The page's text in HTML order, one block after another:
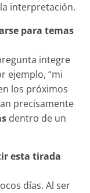
interpretación.
para temas
integre
ejemplo, “mi
los próximos
precisamente
dentro de un
esta tirada
días. Al ser